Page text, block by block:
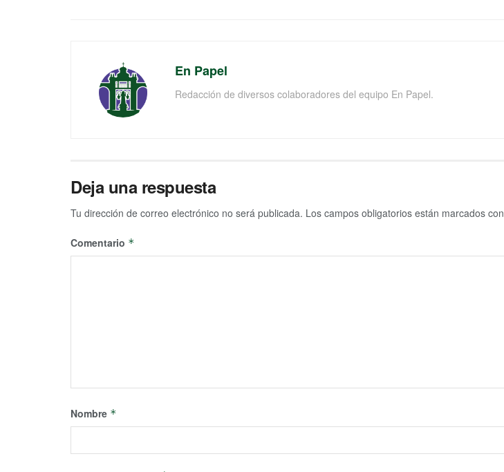
En Papel
Redacción de diversos colaboradores del equipo En Papel.
Deja una respuesta
Tu dirección de correo electrónico no será publicada. Los campos obligatorios están marcados con
Comentario *
Nombre *